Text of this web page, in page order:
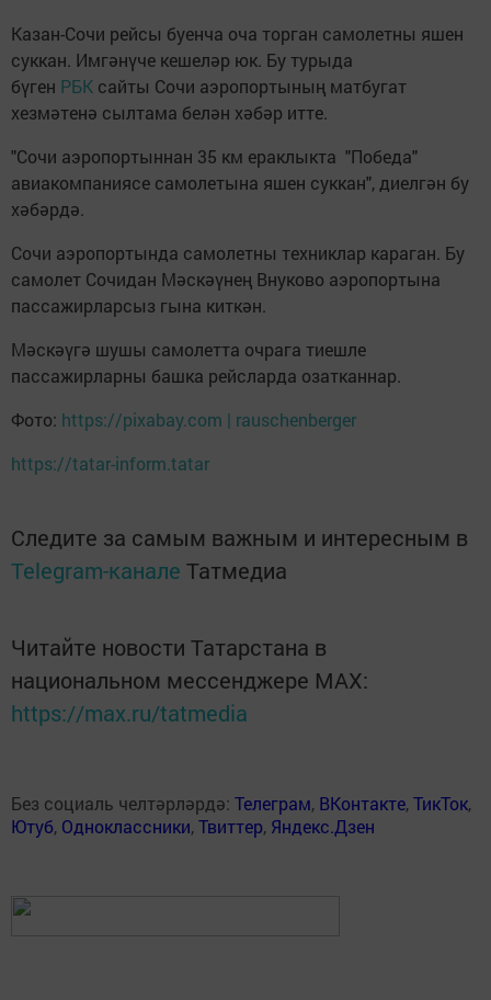
Казан-Сочи рейсы буенча оча торган самолетны яшен
суккан. Имгәнүче кешеләр юк. Бу турыда
бүген РБК сайты Сочи аэропортының матбугат
хезмәтенә сылтама белән хәбәр итте.
"Сочи аэропортыннан 35 км ераклыкта "Победа"
авиакомпаниясе самолетына яшен суккан", диелгән бу
хәбәрдә.
Сочи аэропортында самолетны техниклар караган. Бу
самолет Сочидан Мәскәүнең Внуково аэропортына
пассажирларсыз гына киткән.
Мәскәүгә шушы самолетта очрага тиешле
пассажирларны башка рейсларда озатканнар.
Фото: https://pixabay.com | rauschenberger
https://tatar-inform.tatar
Следите за самым важным и интересным в
Telegram-канале Татмедиа
Читайте новости Татарстана в
национальном мессенджере MАХ:
https://max.ru/tatmedia
Без социаль челтәрләрдә: Телеграм, ВКонтакте,ТикТок,
Ютуб, Одноклассники,Твиттер, Яндекс.Дзен